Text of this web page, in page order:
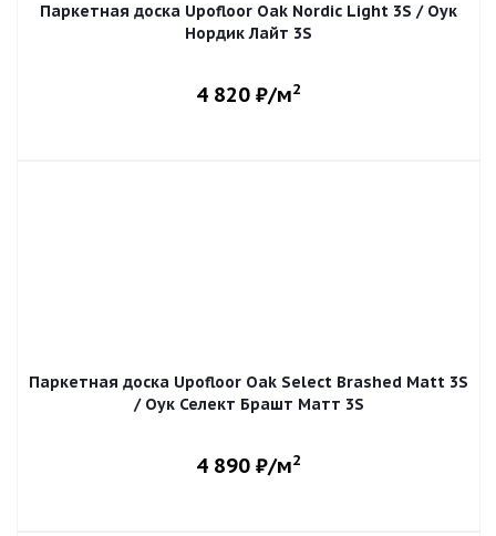
Паркетная доска Upofloor Oak Nordic Light 3S / Оук
Нордик Лайт 3S
4 820 ₽/м2
Паркетная доска Upofloor Oak Select Brashed Matt 3S
/ Оук Селект Брашт Матт 3S
4 890 ₽/м2